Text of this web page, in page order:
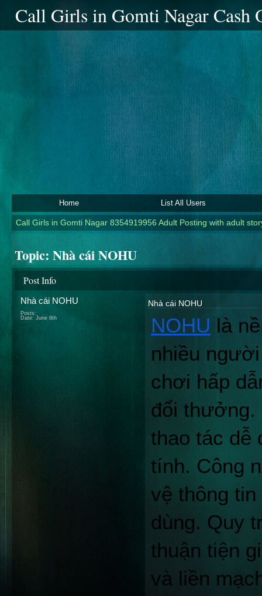
Call Girls in Gomti Nagar
Home List All Users
Call Girls in Gomti Nagar 8354919956 Adult Posting with adult
Topic: Nhà cái NOHU
Post Info
Nhà cái NOHU
Posts:
Date: June 8th
Nhà cái NOHU
NOHU là
nhiều
chơi hấp
đổi thưởng.
thao tác dễ
tính. Công
vệ thông
dùng. Quy
thuận tiện
và liền